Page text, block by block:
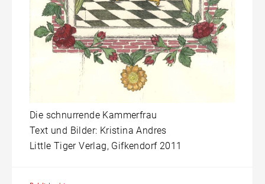
Die schnurrende Kammerfrau
Text und Bilder: Kristina Andres
Little Tiger Verlag, Gifkendorf 2011